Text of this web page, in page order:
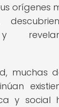
orígenes
muchas
y social